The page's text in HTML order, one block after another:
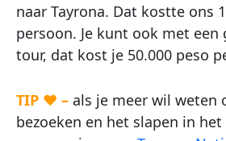
naar Tayrona. Dat kostte ons
persoon. Je kunt ook met een
tour, dat kost je 50.000 peso
TIP ♥ – als je meer wil weten
bezoeken en het slapen in